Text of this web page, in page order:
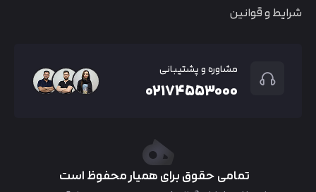
شرایط و قوانین
مشاوره و پشتیبانی
۰۲۱۷۴۵۵۳۰۰۰
تمامی حقوق برای همیار محفوظ است